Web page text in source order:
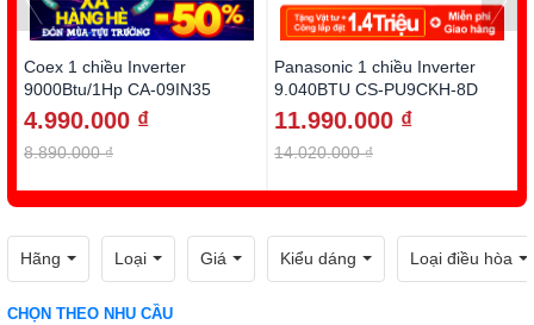
Coex 1 chiều Inverter
9000Btu/1Hp CA-09IN35
4.990.000 ₫
8.890.000 ₫
Panasonic 1 chiều Inverter
9.040BTU CS-PU9CKH-8D
11.990.000 ₫
14.020.000 ₫
Hãng Loại Giá Kiểu dáng Loại điều hòa
CHỌN THEO NHU CẦU